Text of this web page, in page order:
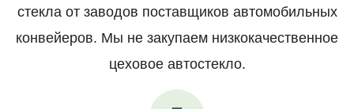
стекла от заводов поставщиков автомобильных
конвейеров. Мы не закупаем низкокачественное
цеховое автостекло.